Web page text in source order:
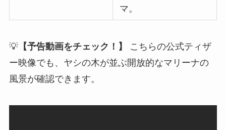
マ。
💡【予告動画をチェック！】
こちらの公式ティザ
ー映像でも、ヤシの木が並ぶ開放的なマリーナの
風景が確認できます。